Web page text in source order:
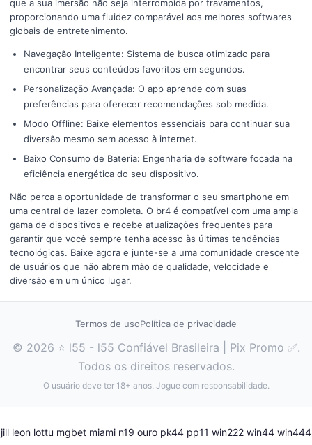
que a sua imersão não seja interrompida por travamentos,
proporcionando uma fluidez comparável aos melhores softwares
globais de entretenimento.
Navegação Inteligente: Sistema de busca otimizado para
encontrar seus conteúdos favoritos em segundos.
Personalização Avançada: O app aprende com suas
preferências para oferecer recomendações sob medida.
Modo Offline: Baixe elementos essenciais para continuar sua
diversão mesmo sem acesso à internet.
Baixo Consumo de Bateria: Engenharia de software focada na
eficiência energética do seu dispositivo.
Não perca a oportunidade de transformar o seu smartphone em
uma central de lazer completa. O br4 é compatível com uma ampla
gama de dispositivos e recebe atualizações frequentes para
garantir que você sempre tenha acesso às últimas tendências
tecnológicas. Baixe agora e junte-se a uma comunidade crescente
de usuários que não abrem mão de qualidade, velocidade e
diversão em um único lugar.
Termos de usoPolítica de privacidade
© 2026 ⭐ l55 - l55 Confiável Brasileira | Pix Promo ✅.
Todos os direitos reservados.
O usuário deve ter 18+ anos. Jogue com responsabilidade.
jill leon lottu mgbet miami n19 ouro pk44 pp11 win222 win44 win444